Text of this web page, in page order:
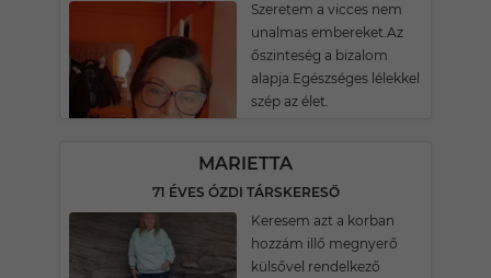
Szeretem a vicces nem
unalmas embereket.Az
őszinteség a bizalom
alapja.Egészséges lélekkel
szép az élet.
MARIETTA
71 ÉVES ÓZDI TÁRSKERESŐ
Keresem azt a korban
hozzám illő megnyerő
külsővel rendelkező